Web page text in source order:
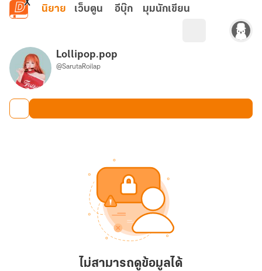
ข้ามไปยังเนื้อหาหลัก
นิยาย เว็บตูน อีบุ๊ก มุมนักเขียน
Lollipop.pop
@SarutaRoilap
ไม่สามารถดูข้อมูลได้